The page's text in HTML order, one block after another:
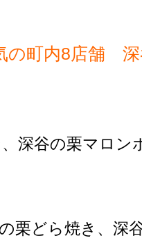
の町内8店舗
深谷の栗マロン
栗どら焼き、深